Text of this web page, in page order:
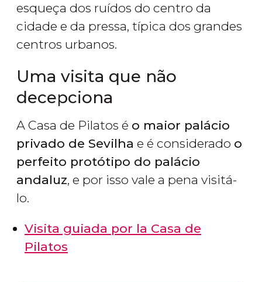
esqueça dos ruídos do centro da
cidade e da pressa, típica dos grandes
centros urbanos.
Uma visita que não
decepciona
A Casa de Pilatos é o maior palácio
privado de Sevilha e é considerado o
perfeito protótipo do palácio
andaluz, e por isso vale a pena visitá-
lo.
Visita guiada por la Casa de
Pilatos